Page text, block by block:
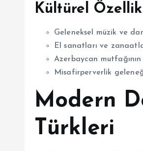
Kültürel
Geleneksel müzik ve
El sanatları ve
Azerbaycan
Misafirperverlik
Modern
Türkleri